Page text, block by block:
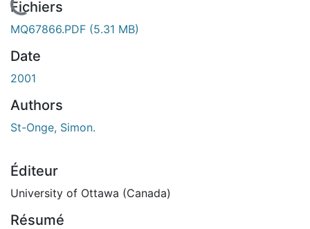
En cours de chargement...
Fichiers
MQ67866.PDF (5.31 MB)
Date
2001
Authors
St-Onge, Simon.
Éditeur
University of Ottawa (Canada)
Résumé